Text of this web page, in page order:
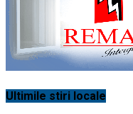
Ultimile stiri locale